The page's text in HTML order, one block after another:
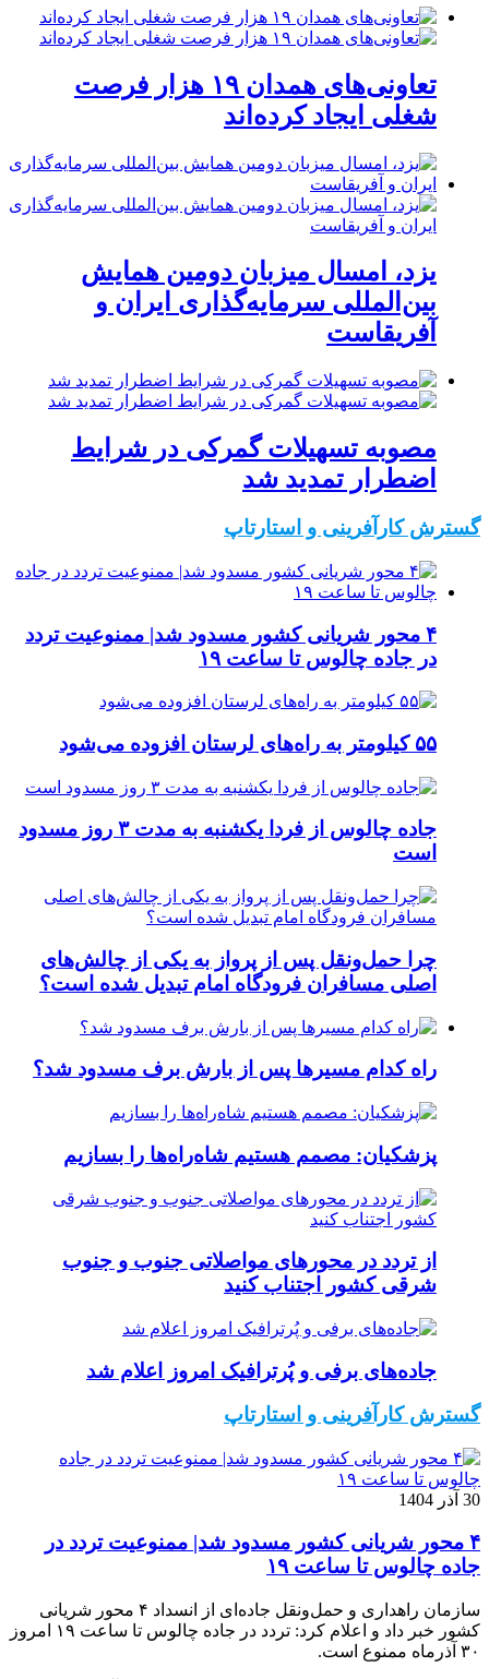
تعاونی‌های همدان ۱۹ هزار فرصت
شغلی ایجاد کرده‌اند
یزد، امسال میزبان دومین همایش
بین‌المللی سرمایه‌گذاری ایران و
آفریقاست
مصوبه تسهیلات گمرکی در شرایط
اضطرار تمدید شد
گسترش کارآفرینی و استارتاپ
۴ محور شریانی کشور مسدود شد| ممنوعیت تردد
در جاده چالوس تا ساعت ۱۹
۵۵ کیلومتر به راه‌های لرستان افزوده می‌شود
جاده چالوس از فردا یکشنبه به مدت ۳ روز مسدود
است
چرا حمل‌ونقل پس از پرواز به یکی از چالش‌های
اصلی مسافران فرودگاه امام تبدیل شده است؟
راه کدام مسیرها پس از بارش برف مسدود شد؟
پزشکیان: مصمم هستیم شاه‌راه‌ها را بسازیم
از تردد در محورهای مواصلاتی جنوب و جنوب
شرقی کشور اجتناب کنید
جاده‌های برفی و پُرترافیک امروز اعلام شد
گسترش کارآفرینی و استارتاپ
30 آذر 1404
۴ محور شریانی کشور مسدود شد| ممنوعیت تردد در
جاده چالوس تا ساعت ۱۹
سازمان راهداری و حمل‌ونقل جاده‌ای از انسداد ۴ محور شریانی
کشور خبر داد و اعلام کرد: تردد در جاده چالوس تا ساعت ۱۹ امروز
۳۰ آذرماه ممنوع است.